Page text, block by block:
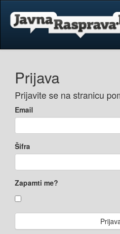
Prijava
Prijavite se na stranicu
Email
Šifra
Zapamti me?